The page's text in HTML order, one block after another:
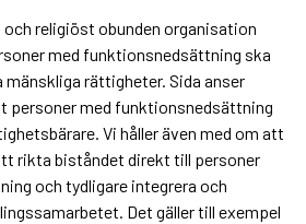
religiöst obunden organisation
med funktionsnedsättning ska
mänskliga rättigheter. Sida anser
personer med funktionsnedsättning
Vi håller även med om att
rikta biståndet direkt till personer
och tydligare integrera och
Det gäller till exempel